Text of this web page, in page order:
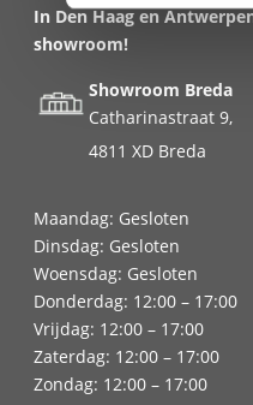
In Den Haag en
showroom!
Showroom Breda
Catharinastraat 9,
4811 XD Breda
Maandag: Gesloten
Dinsdag: Gesloten
Woensdag: Gesloten
Donderdag: 12:00 – 17:00
Vrijdag: 12:00 – 17:00
Zaterdag: 12:00 – 17:00
Zondag: 12:00 – 17:00